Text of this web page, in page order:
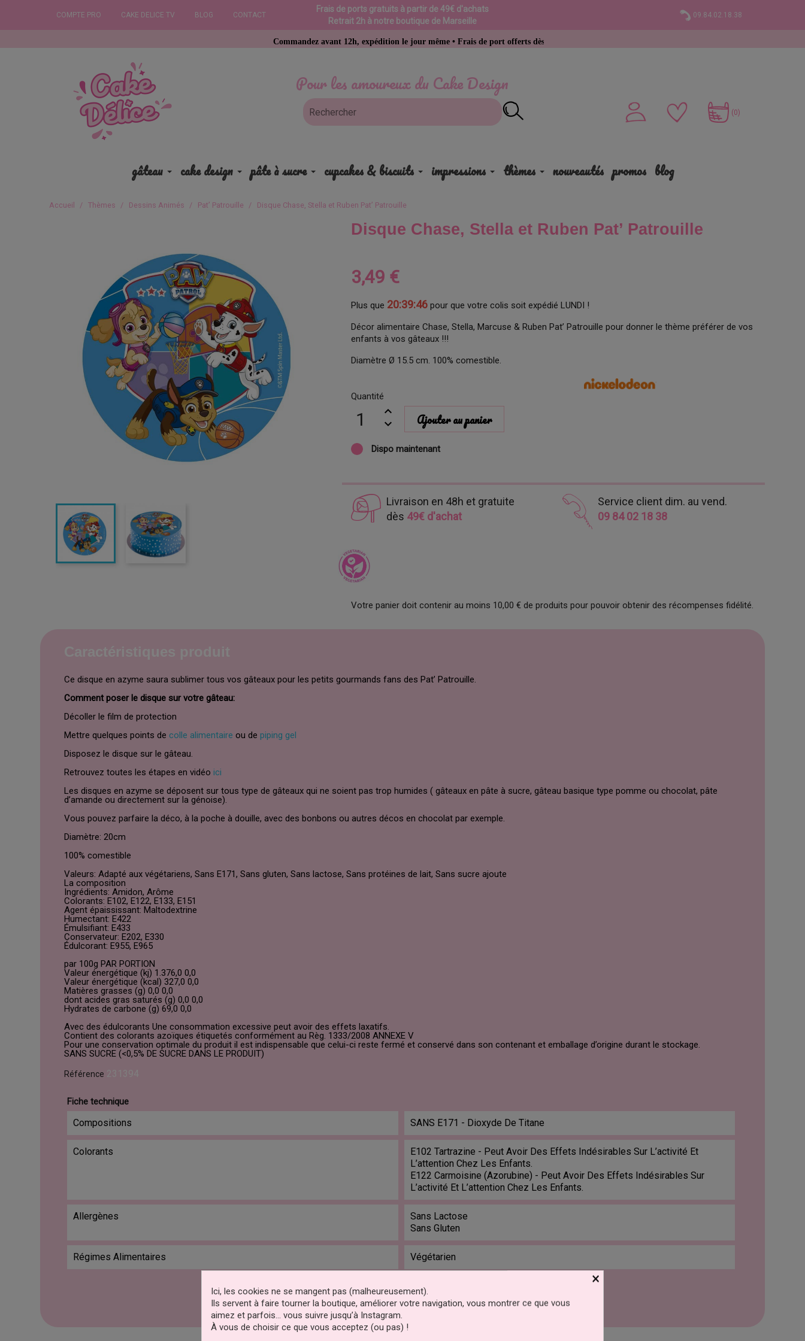
COMPTE PRO CAKE DELICE TV BLOG CONTACT
Frais de ports gratuits à partir de 49€ d'achats
Retrait 2h à notre boutique de Marseille
09.84.02.18.38
Pour les amoureux du Cake Design
Commandez avant 12h, expédition le jour même • Frais de port offerts dès 49 € d’achat
(0)
gâteau cake design pâte à sucre cupcakes & biscuits impressions thèmes nouveautés promos blog
Accueil Thèmes Dessins Animés Pat’ Patrouille Disque Chase, Stella et Ruben Pat’ Patrouille
Disque Chase, Stella et Ruben Pat’ Patrouille
3,49 €
Plus que 20:39:45 pour que votre colis soit expédié LUNDI !
Décor alimentaire Chase, Stella, Marcuse & Ruben Pat’ Patrouille pour donner le thème préférer de vos
enfants à vos gâteaux !!!
Diamètre Ø 15.5 cm. 100% comestible.
Quantité
Ajouter au panier
Dispo maintenant
Livraison en 48h et gratuite
dès 49€ d'achat
Service client dim. au vend.
09 84 02 18 38
Votre panier doit contenir au moins 10,00 € de produits pour pouvoir obtenir des récompenses fidélité.
Ce disque en azyme saura sublimer tous vos gâteaux pour les petits gourmands fans des Pat’ Patrouille.
Comment poser le disque sur votre gâteau:
Décoller le film de protection
Mettre quelques points de colle alimentaire ou depiping gel
Disposez le disque sur le gâteau.
Retrouvez toutes les étapes en vidéoici
Les disques en azyme se déposent sur tous type de gâteaux qui ne soient pas trop humides ( gâteaux en pâte à sucre, gâteau basique type pomme ou chocolat, pâte
d’amande ou directement sur la génoise).
Vous pouvez parfaire la déco, à la poche à douille, avec des bonbons ou autres décos en chocolat par exemple.
Diamètre: 20cm
100% comestible
Valeurs: Adapté aux végétariens, Sans E171, Sans gluten, Sans lactose, Sans protéines de lait, Sans sucre ajoute
La composition
Ingrédients: Amidon, Arôme
Colorants: E102, E122, E133, E151
Agent épaississant: Maltodextrine
Humectant: E422
Émulsifiant: E433
Conservateur: E202, E330
Édulcorant: E955, E965
par 100g PAR PORTION
Valeur énergétique (kj) 1.376,0 0,0
Valeur énergétique (kcal) 327,0 0,0
Matières grasses (g) 0,0 0,0
dont acides gras saturés (g) 0,0 0,0
Hydrates de carbone (g) 69,0 0,0
Avec des édulcorants Une consommation excessive peut avoir des effets laxatifs.
Contient des colorants azoïques étiquetés conformément au Règ. 1333/2008 ANNEXE V
Pour une conservation optimale du produit il est indispensable que celui-ci reste fermé et conservé dans son contenant et emballage d’origine durant le stockage.
SANS SUCRE (<0,5% DE SUCRE DANS LE PRODUIT)
Référence
Fiche technique
Compositions SANS E171 - Dioxyde De Titane
Colorants
E102 Tartrazine - Peut Avoir Des Effets Indésirables Sur L’activité Et
L’attention Chez Les Enfants.
E122 Carmoisine (Azorubine) - Peut Avoir Des Effets Indésirables Sur
L’activité Et L’attention Chez Les Enfants.
Allergènes
Sans Lactose
Sans Gluten
Régimes Alimentaires Végétarien
CLIQUEZ ICI POUR LAISSER UN COMMENTAIRE
×
Ici, les cookies ne se mangent pas (malheureusement).
Ils servent à faire tourner la boutique, améliorer votre navigation, vous montrer ce que vous
aimez et parfois… vous suivre jusqu’à Instagram.
À vous de choisir ce que vous acceptez (ou pas) !